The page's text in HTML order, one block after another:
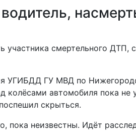
смертельного ДТП,
УГИБДД ГУ МВД по
колёсами автомобиля пока не
скрыться.
пока неизвестны. Идёт